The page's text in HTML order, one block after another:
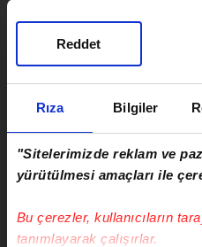
Rıza Bilgiler
"Sitelerimizde reklam ve
yürütülmesi amaçları ile
Bu çerezler, kullanıcıların
tanımlayarak çalışırlar.
Reddet
Serkan